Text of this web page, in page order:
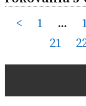
Posts
pagination
< 1 …
21